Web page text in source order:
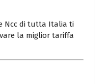
Ncc di tutta Italia ti
la miglior tariffa